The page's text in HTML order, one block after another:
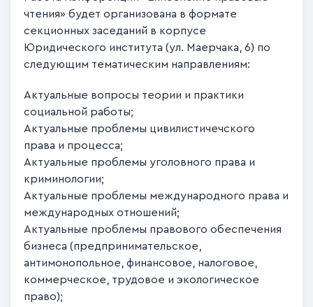
чтения» будет организована в формате
секционных заседаний в корпусе
Юридического института (ул. Маерчака, 6) по
следующим тематическим направлениям:
Актуальные вопросы теории и практики
социальной работы;
Актуальные проблемы цивилистичечского
права и процесса;
Актуальные проблемы уголовного права и
криминологии;
Актуальные проблемы международного права и
международных отношений;
Актуальные проблемы правового обеспечения
бизнеса (предпринимательское,
антимонопольное, финансовое, налоговое,
коммерческое, трудовое и экологическое
право);